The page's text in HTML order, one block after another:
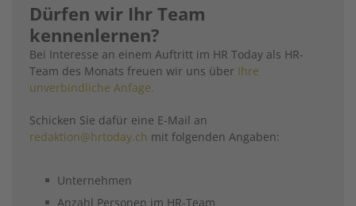
Dürfen wir Ihr Team
kennenlernen?
Bei Interesse an einem Auftritt im HR Today als HR-
Team des Monats freuen wir uns über Ihre
unverbindliche Anfage.
Schicken Sie dafür eine E-Mail an
redaktion@hrtoday.ch mit folgenden Angaben:
Unternehmen
Anzahl Personen im HR-Team